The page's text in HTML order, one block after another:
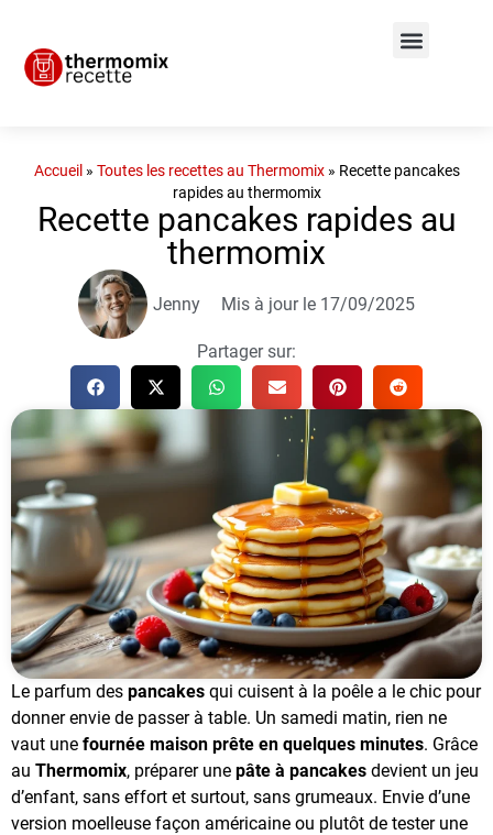
Accueil » Toutes les recettes au Thermomix» Recette pancakes
rapides au thermomix
Recette pancakes rapides au
thermomix
Jenny Mis à jour le 17/09/2025
Partager sur:
Le parfum des pancakes qui cuisent à la poêle a le chic pour
donner envie de passer à table. Un samedi matin, rien ne
vaut une fournée maison prête en quelques minutes. Grâce
au Thermomix, préparer une pâte à pancakes devient un jeu
d’enfant, sans effort et surtout, sans grumeaux. Envie d’une
version moelleuse façon américaine ou plutôt de tester une